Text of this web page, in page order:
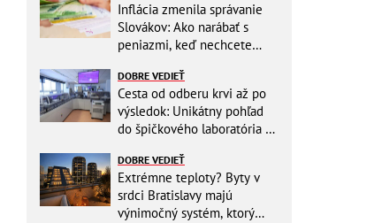
Inflácia zmenila správanie
Slovákov: Ako narábať s
peniazmi, keď nechcete
DOBRE VEDIEŤ
Cesta od odberu krvi až po
výsledok: Unikátny pohľad
do špičkového laboratória na
DOBRE VEDIEŤ
Extrémne teploty? Byty v
srdci Bratislavy majú
výnimočný systém, ktorý